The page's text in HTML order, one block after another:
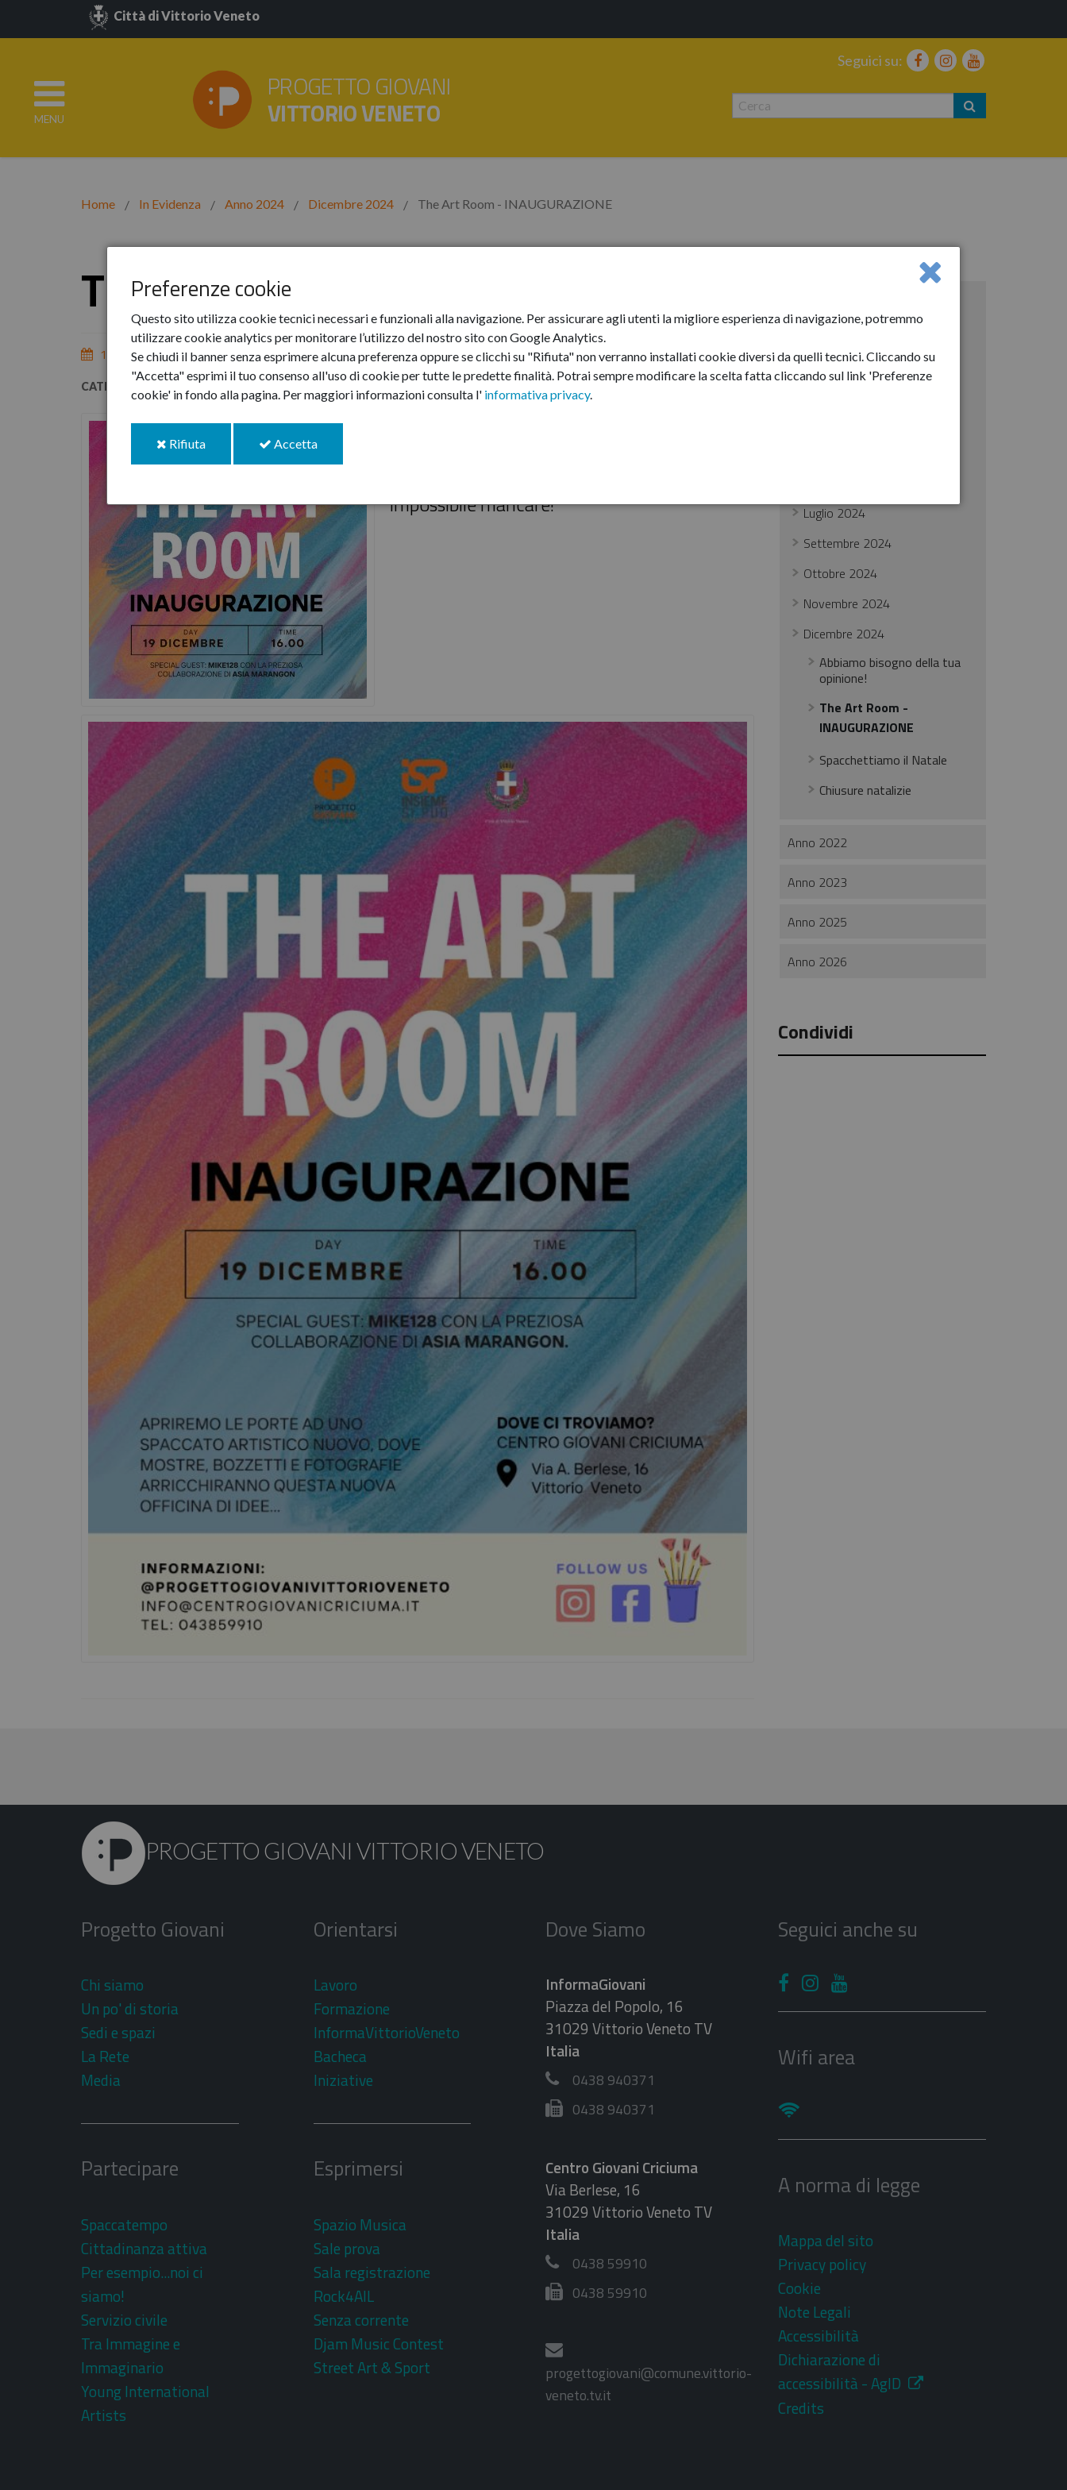
Preferenze cookie
Questo sito utilizza cookie tecnici necessari e funzionali alla navigazione. Per assicurare agli utenti la migliore esperienza di navigazione, potremmo
utilizzare cookie analytics per monitorare l’utilizzo del nostro sito con Google Analytics.
Se chiudi il banner senza esprimere alcuna preferenza oppure se clicchi su "Rifiuta" non verranno installati cookie diversi da quelli tecnici. Cliccando su
"Accetta" esprimi il tuo consenso all'uso di cookie per tutte le predette finalità. Potrai sempre modificare la scelta fatta cliccando sul link 'Preferenze
cookie' in fondo alla pagina. Per maggiori informazioni consulta l' informativa privacy.
Rifiutai
Accettai
Città di Vittorio Veneto
MENU
PROGETTO GIOVANI
VITTORIO VENETO
Seguici su:
Home In Evidenza Anno 2024 Dicembre 2024 The Art Room - INAUGURAZIONE
The Art Room - INAUGURAZIONE
12-dic-2024
CATEGORIE: Partecipare Centro Giovani Criciuma
impossibile mancare!
Gennaio 2024
Febbraio 2024
Luglio 2024
Settembre 2024
Ottobre 2024
Novembre 2024
Dicembre 2024
Abbiamo bisogno della tua
opinione!
The Art Room -
INAUGURAZIONE
Spacchettiamo il Natale
Chiusure natalizie
Anno 2022
Anno 2023
Anno 2025
Anno 2026
Condividi
PROGETTO GIOVANI VITTORIO VENETO
Progetto Giovani
Chi siamo
Un po' di storia
Sedi e spazi
La Rete
Media
Partecipare
Spaccatempo
Cittadinanza attiva
Per esempio...noi ci
siamo!
Servizio civile
Tra Immagine e
Immaginario
Young International
Artists
Orientarsi
Lavoro
Formazione
InformaVittorioVeneto
Bacheca
Iniziative
Esprimersi
Spazio Musica
Sale prova
Sala registrazione
Rock4AIL
Senza corrente
Djam Music Contest
Street Art & Sport
Dove Siamo
InformaGiovani
Piazza del Popolo, 16
31029 Vittorio Veneto TV
Italia
0438 940371
0438 940371
Centro Giovani Criciuma
Via Berlese, 16
31029 Vittorio Veneto TV
Italia
0438 59910
0438 59910
progettogiovani@comune.vittorio-
veneto.tv.it
Seguici anche su
Wifi area
A norma di legge
Mappa del sito
Privacy policy
Cookie
Note Legali
Accessibilità
Dichiarazione di
accessibilità - AgID
Credits